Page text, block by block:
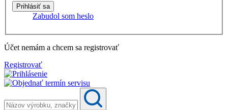
Zabudol som heslo
Účet nemám a chcem sa registrovať
Registrovať